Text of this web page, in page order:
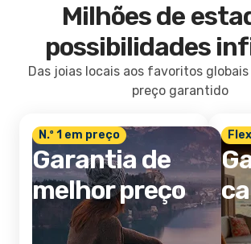
Milhões de
possibilidades
Das joias locais aos favoritos
preço garantido
N.º 1 em preço
Garantia de
melhor preço